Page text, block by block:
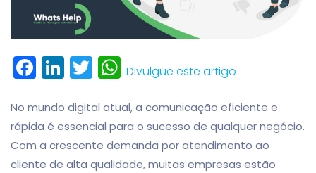
FacebookLinkedInTwitterWhatsApp
Divulgue este artigo
No mundo digital atual, a comunicação eficiente e
rápida é essencial para o sucesso de qualquer negócio.
Com a crescente demanda por atendimento ao
cliente de alta qualidade, muitas empresas estão